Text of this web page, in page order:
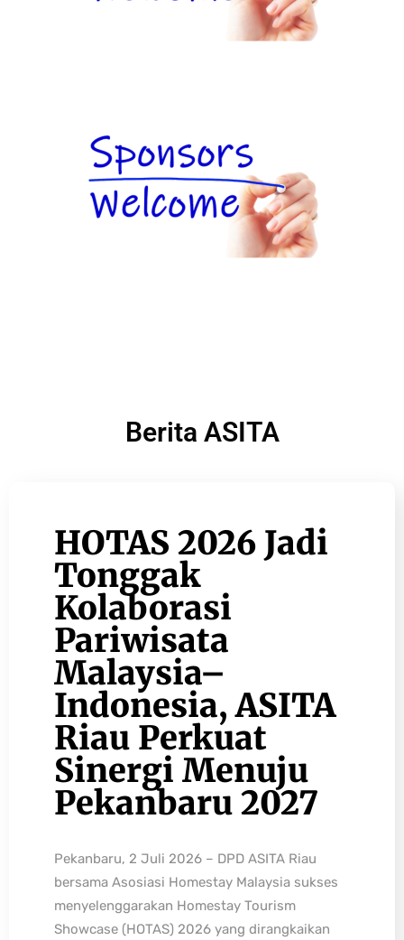
Berita ASITA
HOTAS 2026 Jadi
Tonggak
Kolaborasi
Pariwisata
Malaysia–
Indonesia, ASITA
Riau Perkuat
Sinergi Menuju
Pekanbaru 2027
Pekanbaru, 2 Juli 2026 – DPD ASITA Riau
bersama Asosiasi Homestay Malaysia sukses
menyelenggarakan Homestay Tourism
Showcase (HOTAS) 2026 yang dirangkaikan